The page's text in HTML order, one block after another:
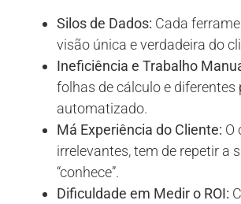
Silos de Dados: Cada
visão única e verdadeira do
Ineficiência e Trabalho
folhas de cálculo e
automatizado.
Má Experiência do Cliente: O
irrelevantes, tem de repetir a
“conhece”.
Dificuldade em Medir o ROI: